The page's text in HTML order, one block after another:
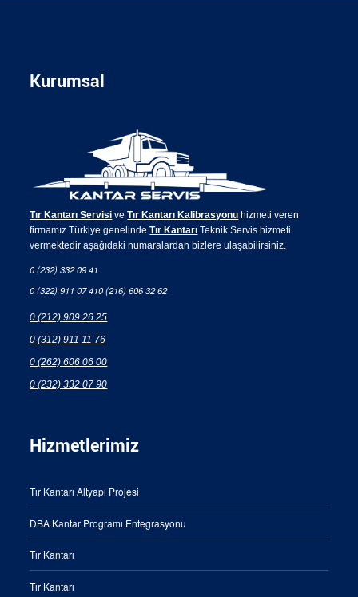
Kurumsal
Tır Kantarı Servisi veTır Kantarı Kalibrasyonu hizmeti veren
firmamız Türkiye genelindeTır Kantarı Teknik Servis hizmeti
vermektedir aşağıdaki numaralardan bizlere ulaşabilirsiniz.
0 (232) 332 09 41
0 (322) 911 07 410 (216) 606 32 62
0 (212) 909 26 25
0 (312) 911 11 76
0 (262) 606 06 00
0 (232) 332 07 90
Hizmetlerimiz
Tır Kantarı Altyapı Projesi
DBA Kantar Programı Entegrasyonu
Tır Kantarı
Tır Kantarı